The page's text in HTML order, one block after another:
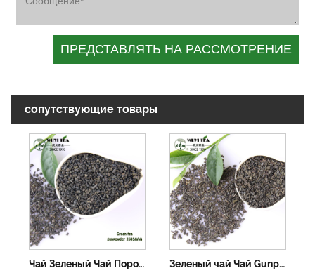
сопутствующие товары
Чай Зеленый Чай Порох 3505ААА Зеленый чай Чай Gunpowder 3505AA